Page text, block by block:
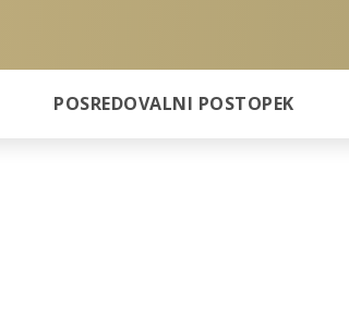
POSREDOVALNI POSTOPEK